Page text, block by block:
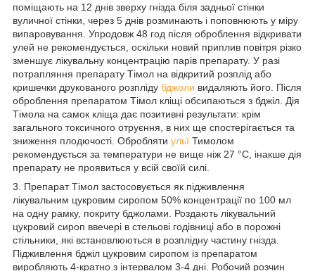
поміщають на 12 днів зверху гнізда біля задньої стінки
вуличної стінки, через 5 днів розминають і поповнюють у міру
випаровування. Упродовж 48 год після оброблення відкривати
улей не рекомендується, оскільки новий приплив повітря різко
зменшує лікувальну концентрацію парів препарату. У разі
потрапляння препарату Тімол на відкритий розплід або
кришечки друкованого розпліду бджоли видаляють його. Після
оброблення препаратом Тімол кліщі обсипаються з бджіл. Дія
Тімола на самок кліща дає позитивні результати: крім
загального токсичного отруєння, в них ще спостерігається та
зниження плодючості. Обробляти ульї Тимолом
рекомендується за температури не вище ніж 27 °C, інакше дія
препарату не проявиться у всій своїй силі.
3. Препарат Тімол застосовується як підживлення
лікувальним цукровим сиропом 50% концентрації по 100 мл
на одну рамку, покриту бджолами. Роздають лікувальний
цукровий сироп ввечері в стельові годівниці або в порожні
стільники, які встановлюються в розплідну частину гнізда.
Підживлення бджіл цукровим сиропом із препаратом
виробляють 4-кратно з інтервалом 3-4 дні. Робочий розчин